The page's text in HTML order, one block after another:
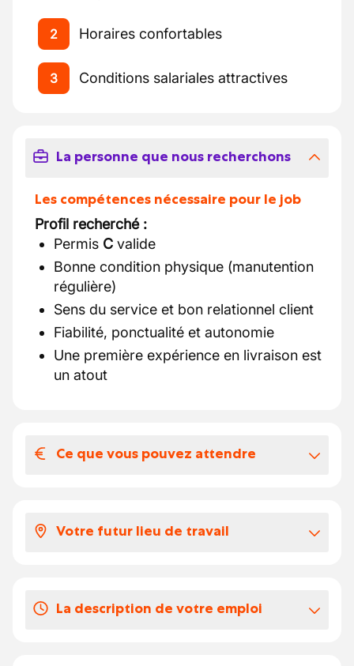
2 Horaires confortables
3 Conditions salariales attractives
La personne que nous recherchons
Les compétences nécessaire pour le job
Profil recherché :
Permis C valide
Bonne condition physique (manutention
régulière)
Sens du service et bon relationnel client
Fiabilité, ponctualité et autonomie
Une première expérience en livraison est
un atout
Ce que vous pouvez attendre
Nous offrons :
Horaire stable : 37h / semaine (lundi au
Votre futur lieu de travail
important pour vous.
La description de votre emploi